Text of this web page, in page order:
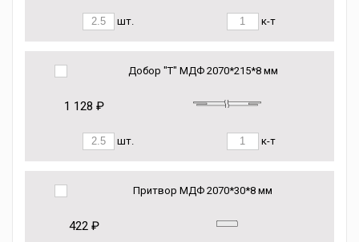
шт. к-т
Добор "Т" МДФ 2070*215*8 мм
1 128 ₽
шт. к-т
Притвор МДФ 2070*30*8 мм
422 ₽